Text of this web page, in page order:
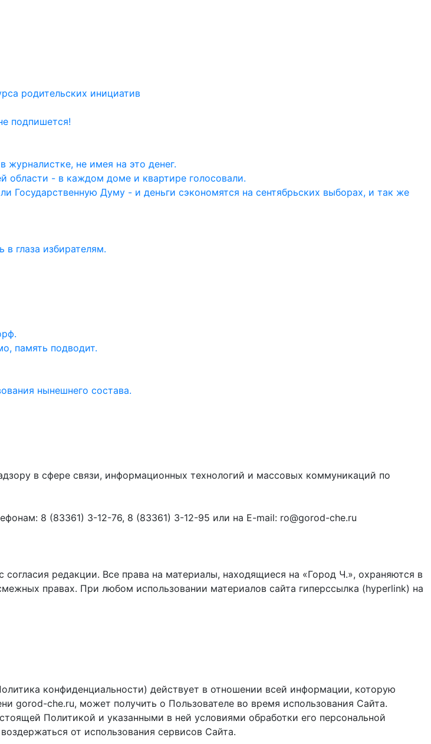
родительских инициатив
подпишется!
журналистке, не имея на это денег.
области - в каждом доме и квартире голосовали.
Государственную Думу - и деньги сэкономятся на сентябрьских выборах, и так же
в глаза избирателям.
память подводит.
нынешнего состава.
в сфере связи, информационных технологий и массовых коммуникаций по
8 (83361) 3-12-76, 8 (83361) 3-12-95 или на E-mail: ro@gorod-che.ru
редакции. Все права на материалы, находящиеся на «Город Ч.», охраняются в
правах. При любом использовании материалов сайта гиперссылка (hyperlink) на
конфиденциальности) действует в отношении всей информации, которую
gorod-che.ru, может получить о Пользователе во время использования Cайта.
Политикой и указанными в ней условиями обработки его персональной
от использования сервисов Сайта.